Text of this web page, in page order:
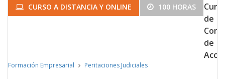
CURSO A DISTANCIA Y ONLINE 100 HORAS
de
de
Formación Empresarial Peritaciones Judiciales